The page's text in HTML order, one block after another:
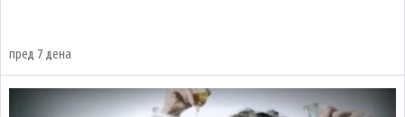
пред 7 дена